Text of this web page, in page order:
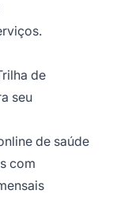
de
seu
de saúde
com